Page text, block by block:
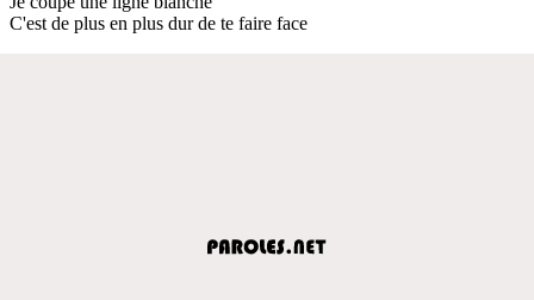
C'est de plus en plus dur de te faire face